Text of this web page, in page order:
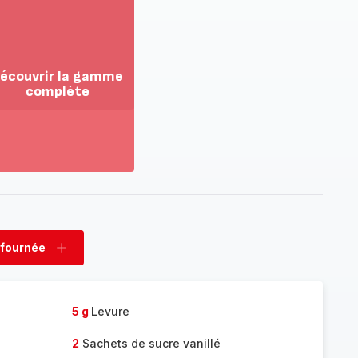
la gamme
complète
fournée
Ajouter
5 g Levure
2 Sachets de sucre vanillé